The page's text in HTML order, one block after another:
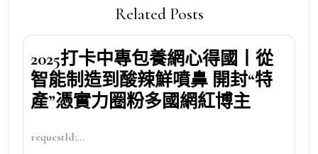
Related Posts
2025打卡中專包養網心得國丨從
智能制造到酸辣鮮噴鼻 開封“特
產”憑實力圈粉多國網紅博主
requestId:...